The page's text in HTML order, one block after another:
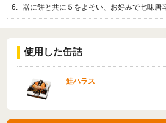
器に餅と共に５をよそい、お好みで七味唐
使用した缶詰
鮭ハラス